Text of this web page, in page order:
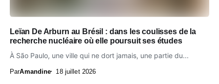
Leïan De Arburn au Brésil : dans les coulisses de la
recherche nucléaire où elle poursuit ses études
À São Paulo, une ville qui ne dort jamais, une partie du...
ParAmandine 18 juillet 2026